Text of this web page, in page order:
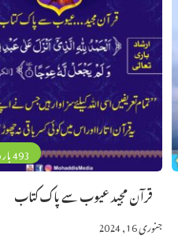
493 بار دیکھا گیا
قرآن مجید عیوب سے پاک کتاب
جنوری 16, 2024